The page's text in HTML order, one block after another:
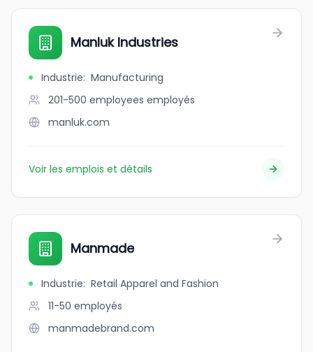
Manluk Industries
Industrie: Manufacturing
201-500 employees employés
manluk.com
Voir les emplois et détails
Manmade
Industrie: Retail Apparel and Fashion
11-50 employés
manmadebrand.com